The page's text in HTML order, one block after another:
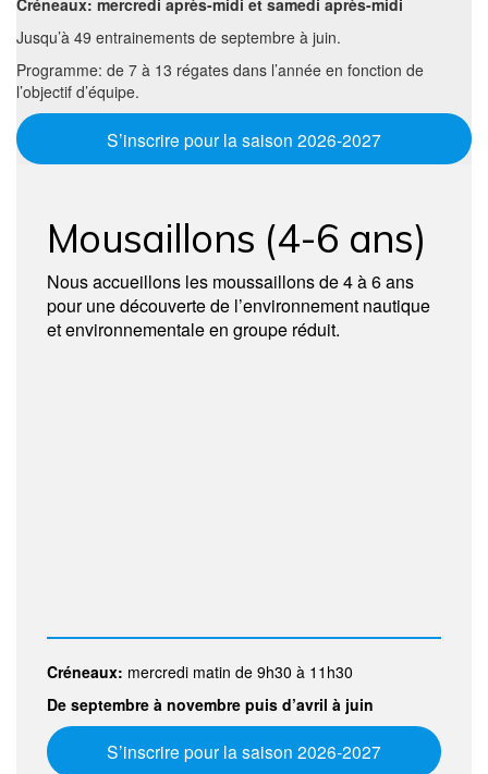
Créneaux: mercredi après-midi et samedi après-midi
Jusqu’à 49 entrainements de septembre à juin.
Programme: de 7 à 13 régates dans l’année en fonction de
l’objectif d’équipe.
S’inscrire pour la saison 2026-2027
Mousaillons (4-6 ans)
Nous accueillons les moussaillons de 4 à 6 ans
pour une découverte de l’environnement nautique
et environnementale en groupe réduit.
Créneaux: mercredi matin de 9h30 à 11h30
De septembre à novembre puis d’avril à juin
S’inscrire pour la saison 2026-2027